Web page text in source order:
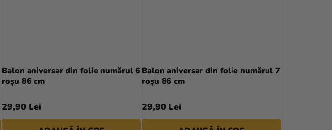
Balon aniversar din folie numărul 6
roșu 86 cm
29,90 Lei
Balon aniversar din folie numărul 7
roșu 86 cm
29,90 Lei